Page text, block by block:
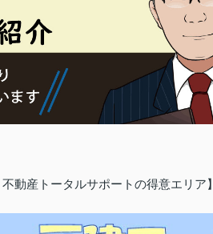
動産トータルサポートの得意エリア】